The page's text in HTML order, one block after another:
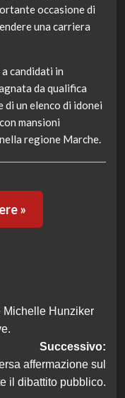
occasione di
una carriera
candidati in
da qualifica
un elenco di idonei
mansioni
regione Marche.
»
Michelle Hunziker
Successivo:
affermazione sul
il dibattito pubblico.